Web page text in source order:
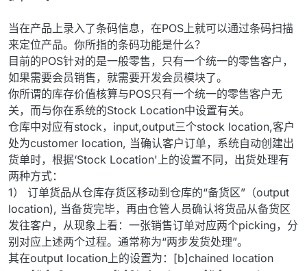
当在产品上录入了条码信息，在POS上就可以通过条码扫描
来定位产品。你所指的条码功能是什么？
目前的POS针对的是一般零售，只有一个统一的零售客户，
如果需要会员销售，就需要开发会员模块了。
你所谓的库存价值核算与POS只有一个统一的零售客户无
关，而与你在系统的Stock Location中设置有关。
仓库中对应有stock，input,output三个stock location,客户
处为customer location, 当确认客户订单，系统自动创建出
货单时，根据‘Stock Location'上的设置不同，出货处理有
两种方式：
1） 订单货品从仓库存货区移动到仓库的“备货区”（output
location), 当备货完毕，再由仓管人员确认将货品从备货区
发往客户，从现象上看：一张销售订单对应两个picking，分
别对应上述两个过程。通常称为“两步发货处理”。
其在output location上的设置为：[b]chained location